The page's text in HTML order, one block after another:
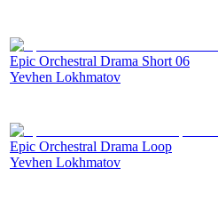
Epic Orchestral Drama Short 06
Yevhen Lokhmatov
Epic Orchestral Drama Loop
Yevhen Lokhmatov